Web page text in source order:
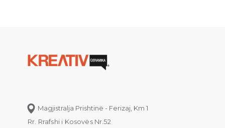
Magjistralja Prishtinë - Ferizaj, Km 1
Rr. Rrafshi i Kosovës Nr.52